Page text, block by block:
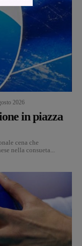
2026
in piazza
cena che
nella consueta...